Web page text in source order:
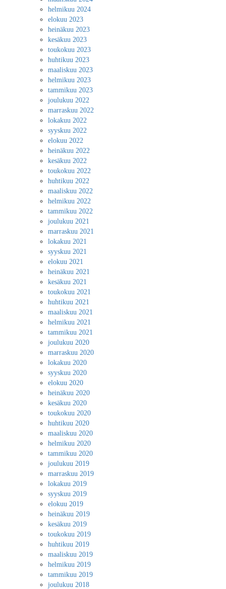
helmikuu 2024
elokuu 2023
heinäkuu 2023
kesäkuu 2023
toukokuu 2023
huhtikuu 2023
maaliskuu 2023
helmikuu 2023
tammikuu 2023
joulukuu 2022
marraskuu 2022
lokakuu 2022
syyskuu 2022
elokuu 2022
heinäkuu 2022
kesäkuu 2022
toukokuu 2022
huhtikuu 2022
maaliskuu 2022
helmikuu 2022
tammikuu 2022
joulukuu 2021
marraskuu 2021
lokakuu 2021
syyskuu 2021
elokuu 2021
heinäkuu 2021
kesäkuu 2021
toukokuu 2021
huhtikuu 2021
maaliskuu 2021
helmikuu 2021
tammikuu 2021
joulukuu 2020
marraskuu 2020
lokakuu 2020
syyskuu 2020
elokuu 2020
heinäkuu 2020
kesäkuu 2020
toukokuu 2020
huhtikuu 2020
maaliskuu 2020
helmikuu 2020
tammikuu 2020
joulukuu 2019
marraskuu 2019
lokakuu 2019
syyskuu 2019
elokuu 2019
heinäkuu 2019
kesäkuu 2019
toukokuu 2019
huhtikuu 2019
maaliskuu 2019
helmikuu 2019
tammikuu 2019
joulukuu 2018